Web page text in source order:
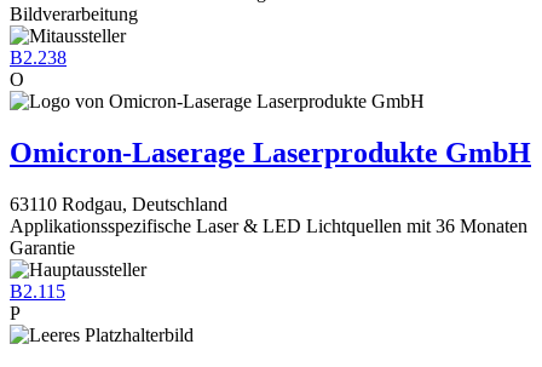
Bildverarbeitung
B2.238
O
Omicron-Laserage Laserprodukte GmbH
63110 Rodgau, Deutschland
Applikationsspezifische Laser & LED Lichtquellen mit 36 Monaten
Garantie
B2.115
P